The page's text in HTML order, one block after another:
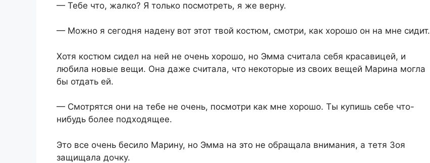
— Тебе что, жалко? Я только посмотреть, я же верну.
— Можно я сегодня надену вот этот твой костюм, смотри, как хорошо он на мне сидит.
Хотя костюм сидел на ней не очень хорошо, но Эмма считала себя красавицей, и
любила новые вещи. Она даже считала, что некоторые из своих вещей Марина могла
бы отдать ей.
— Смотрятся они на тебе не очень, посмотри как мне хорошо. Ты купишь себе что-
нибудь более подходящее.
Это все очень бесило Марину, но Эмма на это не обращала внимания, а тетя Зоя
защищала дочку.